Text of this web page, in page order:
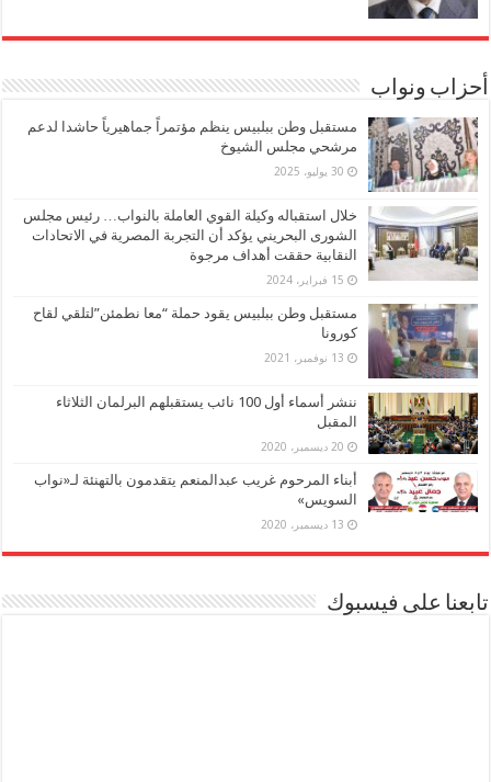
أحزاب ونواب
مستقبل وطن ببلبيس ينظم مؤتمراً جماهيرياً حاشدا لدعم
مرشحي مجلس الشيوخ
30 يوليو، 2025
خلال استقباله وكيلة القوي العاملة بالنواب… رئيس مجلس
الشورى البحريني يؤكد أن التجربة المصرية في الاتحادات
النقابية حققت أهداف مرجوة
15 فبراير، 2024
مستقبل وطن ببلبيس يقود حملة “معا نطمئن”لتلقي لقاح
كورونا
13 نوفمبر، 2021
ننشر أسماء أول 100 نائب يستقبلهم البرلمان الثلاثاء
المقبل
20 ديسمبر، 2020
أبناء المرحوم غريب عبدالمنعم يتقدمون بالتهنئة لـ«نواب
السويس»
13 ديسمبر، 2020
تابعنا على فيسبوك